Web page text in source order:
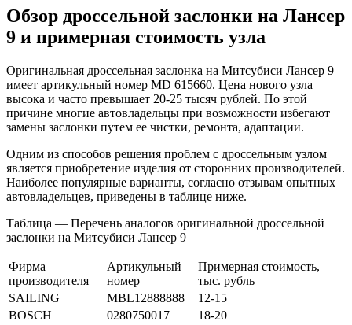
Обзор дроссельной заслонки на Лансер
9 и примерная стоимость узла
Оригинальная дроссельная заслонка на Митсубиси Лансер 9
имеет артикульный номер MD 615660. Цена нового узла
высока и часто превышает 20-25 тысяч рублей. По этой
причине многие автовладельцы при возможности избегают
замены заслонки путем ее чистки, ремонта, адаптации.
Одним из способов решения проблем с дроссельным узлом
является приобретение изделия от сторонних производителей.
Наиболее популярные варианты, согласно отзывам опытных
автовладельцев, приведены в таблице ниже.
Таблица — Перечень аналогов оригинальной дроссельной
заслонки на Митсубиси Лансер 9
Фирма
производителя
Артикульный
номер
Примерная стоимость,
тыс. рубль
SAILING
MBL12888888
12-15
BOSCH
0280750017
18-20